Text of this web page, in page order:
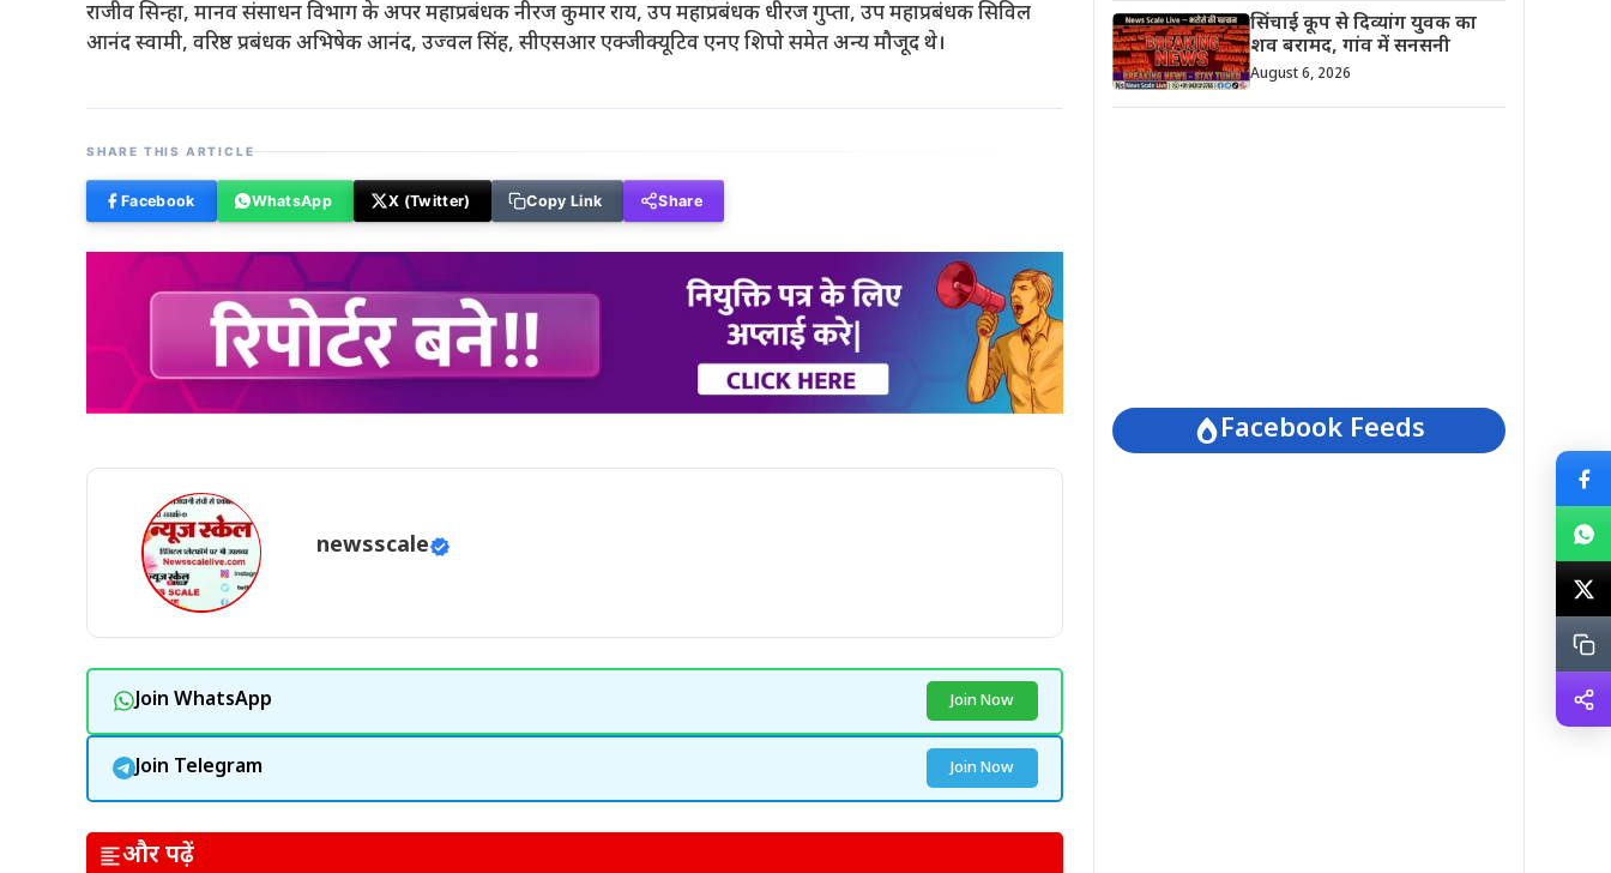
राजीव सिन्हा, मानव संसाधन विभाग के अपर महाप्रबंधक नीरज कुमार राय, उप महाप्रबंधक धीरज गुप्ता, उप महाप्रबंधक सिविल
आनंद स्वामी, वरिष्ठ प्रबंधक अभिषेक आनंद, उज्वल सिंह, सीएसआर एक्जीक्यूटिव एनए शिपो समेत अन्य मौजूद थे।
SHARE THIS ARTICLE
Facebook WhatsApp X (Twitter) Copy Link Share
newsscale
Join WhatsApp Join Now
Join Telegram Join Now
और पढ़ें
सिंचाई कूप से दिव्यांग युवक का
शव बरामद, गांव में सनसनी
August 6, 2026
Facebook Feeds